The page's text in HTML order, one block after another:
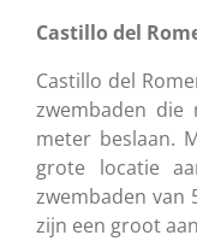
Castillo del
Castillo del
zwembaden die
meter beslaan.
grote locatie
zwembaden van
zijn een groot